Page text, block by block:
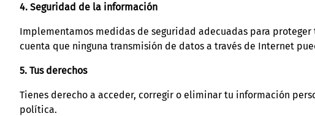
4. Seguridad de la información
Implementamos medidas de seguridad adecuadas para
cuenta que ninguna transmisión de datos a través de Internet
5. Tus derechos
Tienes derecho a acceder, corregir o eliminar tu información
política.